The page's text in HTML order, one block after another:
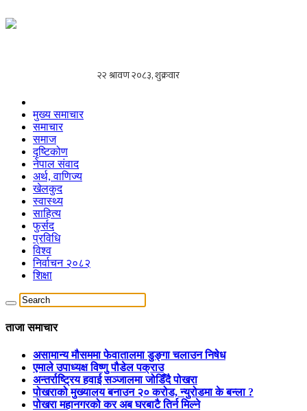
मुख्य समाचार
समाचार
समाज
दृष्टिकोण
नेपाल संवाद
अर्थ, वाणिज्य
खेलकुद
स्वास्थ्य
साहित्य
फुर्सद
प्रविधि
विश्व
निर्वाचन २०८२
शिक्षा
ताजा समाचार
असामान्य मौसममा फेवातालमा डुङ्गा चलाउन निषेध
एमाले उपाध्यक्ष विष्णु पौडेल पक्राउ
अन्तर्राष्ट्रिय हवाई सञ्जालमा जोडिँदै पोखरा
पोखराको मुख्यालय बनाउन २० करोड, न्युरोडमा के बन्ला ?
पोखरा महानगरको कर अब घरबाटै तिर्न मिल्ने